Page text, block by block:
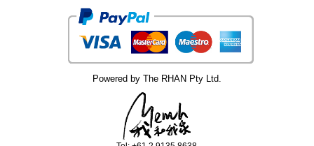
Powered by The RHAN Pty Ltd.